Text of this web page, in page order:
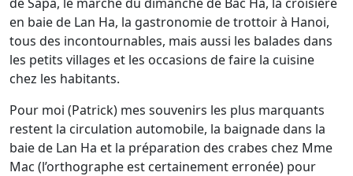
en baie de Lan Ha, la gastronomie de trottoir à Hanoi,
tous des incontournables, mais aussi les balades dans
les petits villages et les occasions de faire la cuisine
chez les habitants.
Pour moi (Patrick) mes souvenirs les plus marquants
restent la circulation automobile, la baignade dans la
baie de Lan Ha et la préparation des crabes chez Mme
Mac (l’orthographe est certainement erronée) pour